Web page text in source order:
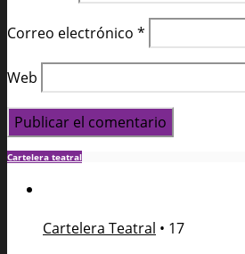
Correo electrónico *
Web
Cartelera teatral
Cartelera Teatral • 17